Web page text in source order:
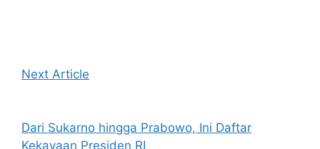
Next Article
Dari Sukarno hingga Prabowo, Ini Daftar
Kekayaan Presiden RI